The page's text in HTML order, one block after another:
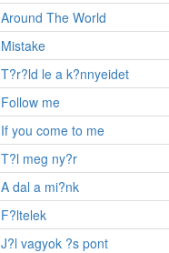
Around The World
Mistake
T?r?ld le a k?nnyeidet
Follow me
If you come to me
T?l meg ny?r
A dal a mi?nk
F?ltelek
J?l vagyok ?s pont